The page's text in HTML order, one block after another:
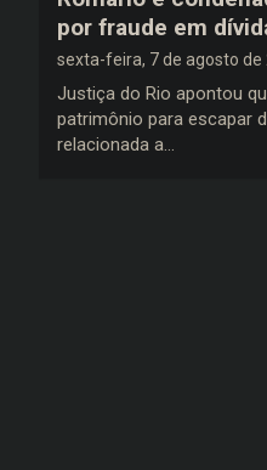
por fraude em
sexta-feira, 7 de agosto de
Justiça do Rio apontou
patrimônio para escapar
relacionada a…